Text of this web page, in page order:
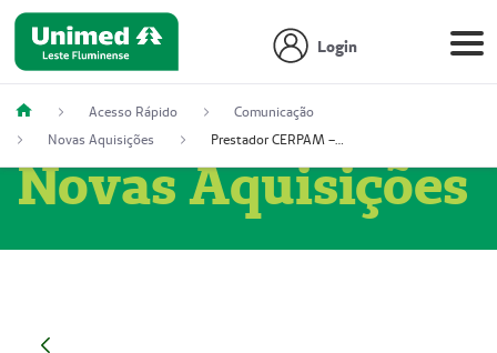
Login
Acesso Rápido
Comunicação
Novas Aquisições
Prestador CERPAM – Centro de Reabilitação S/S Ltda-ME (52004274-8)
Novas Aquisições